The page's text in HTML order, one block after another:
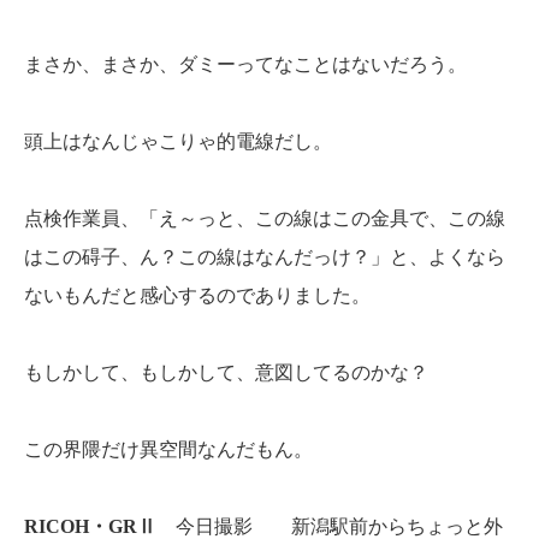
まさか、まさか、ダミーってなことはないだろう。
頭上はなんじゃこりゃ的電線だし。
点検作業員、「え～っと、この線はこの金具で、この線
はこの碍子、ん？この線はなんだっけ？」と、よくなら
ないもんだと感心するのでありました。
もしかして、もしかして、意図してるのかな？
この界隈だけ異空間なんだもん。
RICOH・GRⅡ
今日撮影 新潟駅前からちょっと外